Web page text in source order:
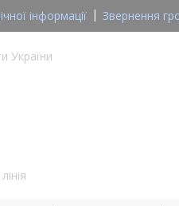
інформації
Звернення
України